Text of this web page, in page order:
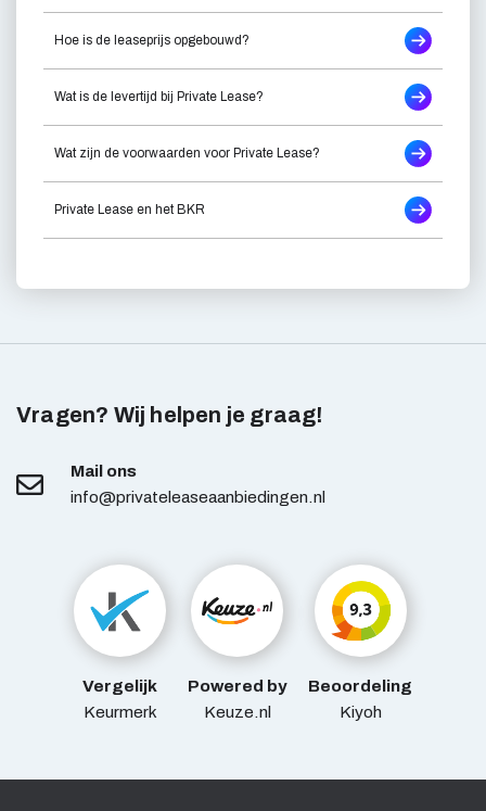
Hoe is de leaseprijs opgebouwd?
Wat is de levertijd bij Private Lease?
Wat zijn de voorwaarden voor Private Lease?
Private Lease en het BKR
Vragen? Wij helpen je graag!
Mail ons
info@privateleaseaanbiedingen.nl
Vergelijk
Keurmerk
Powered by
Keuze.nl
Beoordeling
Kiyoh